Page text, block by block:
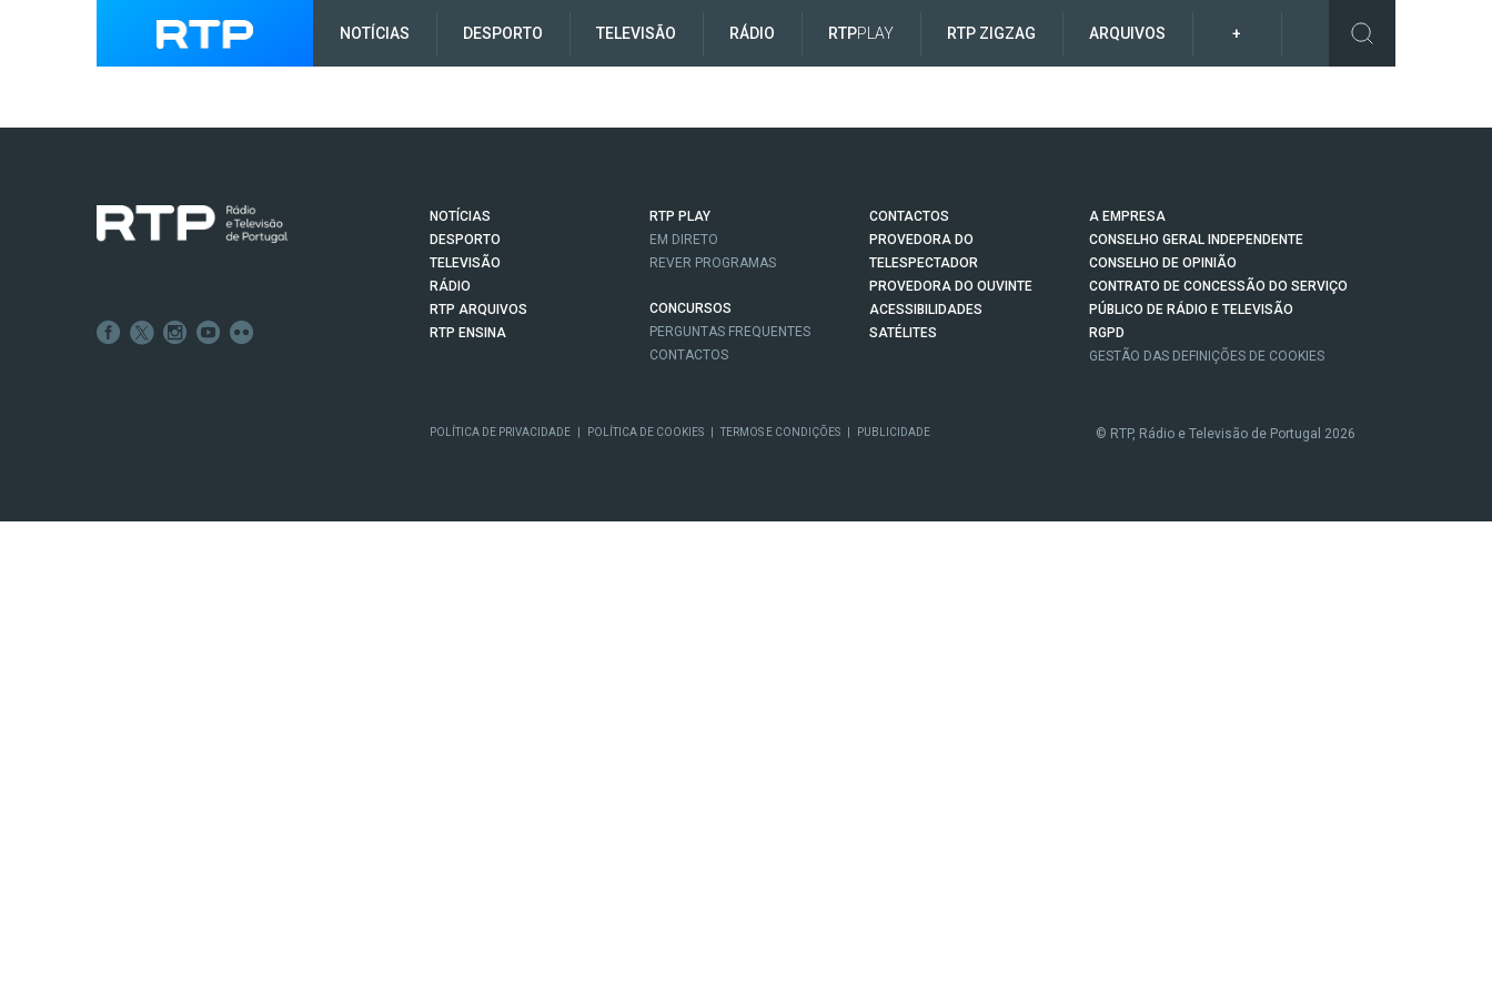
NOTÍCIAS DESPORTO TELEVISÃO RÁDIO RTPPLAY RTP ZIGZAG ARQUIVOS +
NOTÍCIAS
DESPORTO
TELEVISÃO
RÁDIO
RTP ARQUIVOS
RTP ENSINA
RTP PLAY
EM DIRETO
REVER PROGRAMAS
CONCURSOS
PERGUNTAS FREQUENTES
CONTACTOS
CONTACTOS
PROVEDORA DO
TELESPECTADOR
PROVEDORA DO OUVINTE
ACESSIBILIDADES
SATÉLITES
A EMPRESA
CONSELHO GERAL INDEPENDENTE
CONSELHO DE OPINIÃO
CONTRATO DE CONCESSÃO DO SERVIÇO
PÚBLICO DE RÁDIO E TELEVISÃO
RGPD
GESTÃO DAS DEFINIÇÕES DE COOKIES
POLÍTICA DE PRIVACIDADE POLÍTICA DE COOKIES TERMOS E CONDIÇÕES PUBLICIDADE © RTP, Rádio e Televisão de Portugal 2026